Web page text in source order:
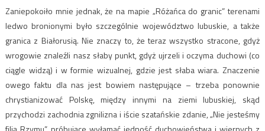
Zaniepokoiło mnie jednak, że na mapie „Różańca do granic” terenami
ledwo bronionymi było szczególnie województwo lubuskie, a także
granica z Białorusią. Nie znaczy to, że teraz wszystko stracone, gdyż
wrogowie znaleźli nasz słaby punkt, gdyż ujrzeli i oczyma duchowi (co
ciągle widzą) i w formie wizualnej, gdzie jest słaba wiara. Znaczenie
owego faktu dla nas jest bowiem następujące – trzeba ponownie
chrystianizować Polskę, między innymi na ziemi lubuskiej, skąd
przychodzi zachodnia zgnilizna i iście szatańskie zdanie, „Nie jesteśmy